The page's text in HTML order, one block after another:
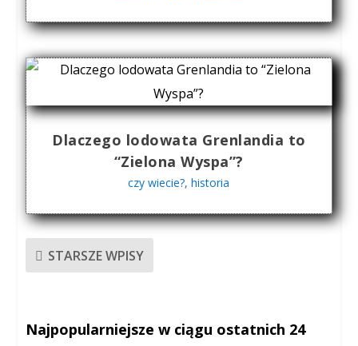
Dlaczego lodowata Grenlandia to
“Zielona Wyspa”?
czy wiecie?,historia
STARSZE WPISY
Najpopularniejsze w ciągu ostatnich 24